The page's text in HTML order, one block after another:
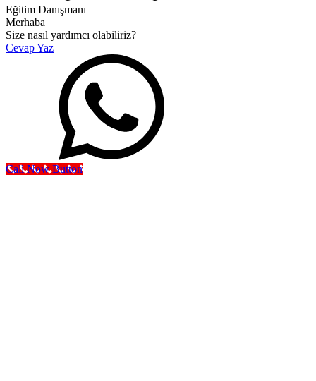
Eğitim Danışmanı
Merhaba
Size nasıl yardımcı olabiliriz?
Cevap Yaz
Call Now Button